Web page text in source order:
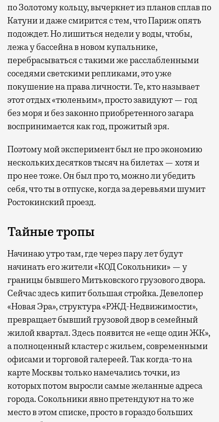
по Золотому кольцу, вычеркнет из планов сплав по
Катуни и даже смирится с тем, что Париж опять
подождет. Но лишиться недели у воды, чтобы,
лежа у бассейна в новом купальнике,
перебрасываться с такими же расслабленными
соседями светскими репликами, это уже
покушение на права личности. Те, кто называет
этот отдых «тюленьим», просто завидуют — год
без моря и без законно приобретенного загара
воспринимается как год, прожитый зря.
Поэтому мой эксперимент был не про экономию
нескольких десятков тысяч на билетах — хотя и
про нее тоже. Он был про то, можно ли убедить
себя, что ты в отпуске, когда за деревьями шумит
Ростокинский проезд.
Тайные тропы
Начинаю утро там, где через пару лет будут
начинать его жители «КОД Сокольники» — у
границы бывшего Митьковского грузового двора.
Сейчас здесь кипит большая стройка. Девелопер
«Новая Эра», структура «РЖД-Недвижимости»,
превращает бывший грузовой двор в семейный
жилой квартал. Здесь появится не «еще один ЖК»,
а полноценный кластер с жильем, современными
офисами и торговой галереей. Так когда-то на
карте Москвы только намечались точки, из
которых потом выросли самые желанные адреса
города. Сокольники явно претендуют на то же
место в этом списке, просто в гораздо больших